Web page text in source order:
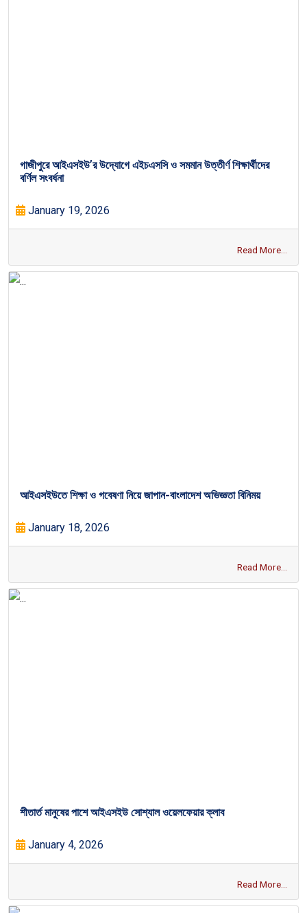
গাজীপুরে আইএসইউ’র উদ্যোগে এইচএসসি ও সমমান উত্তীর্ণ শিক্ষার্থীদের
বর্ণিল সংবর্ধনা
January 19, 2026
Read More...
আইএসইউতে শিক্ষা ও গবেষণা নিয়ে জাপান-বাংলাদেশ অভিজ্ঞতা বিনিময়
January 18, 2026
Read More...
শীতার্ত মানুষের পাশে আইএসইউ সোশ্যাল ওয়েলফেয়ার ক্লাব
January 4, 2026
Read More...